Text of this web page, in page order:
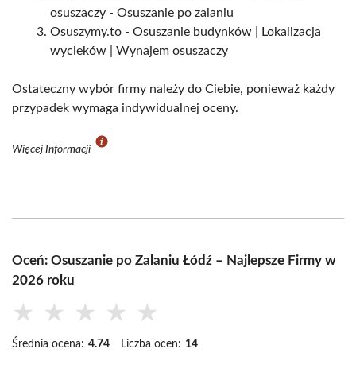
osuszaczy - Osuszanie po zalaniu
Osuszymy.to - Osuszanie budynków | Lokalizacja
wycieków | Wynajem osuszaczy
Ostateczny wybór firmy należy do Ciebie, ponieważ każdy
przypadek wymaga indywidualnej oceny.
Więcej Informacji
Oceń: Osuszanie po Zalaniu Łódź – Najlepsze Firmy w
2026 roku
★ ★ ★ ★ ★
Średnia ocena: 4.74 Liczba ocen: 14